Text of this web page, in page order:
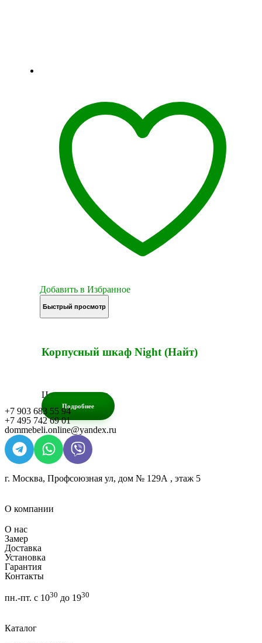
Добавить в Избранное
Быстрый просмотр
Корпусный шкаф Night (Найт)
Цена по запросу
Подробнее
+7 903 683 55 94
+7 495 742 69 01
dommebeli.online@yandex.ru
г. Москва, Профсоюзная ул, дом № 129А , этаж 5
О компании
О нас
Замер
Доставка
Установка
Гарантия
Контакты
пн.-пт. с 1030 до 1930
Каталог